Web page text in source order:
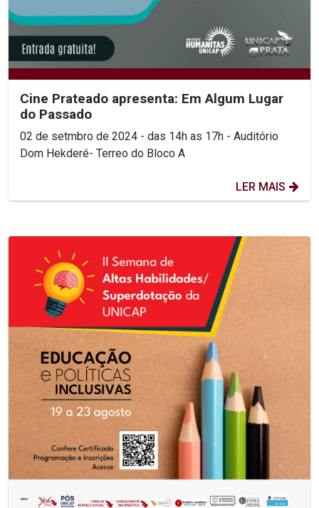
Cine Prateado apresenta: Em Algum Lugar
do Passado
02 de setmbro de 2024 - das 14h as 17h - Auditório
LER MAIS